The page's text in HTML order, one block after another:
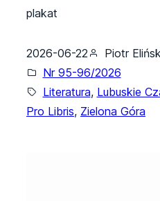
plakat
2026-06-22 Piotr
Nr 95-96/2026
Literatura, Lubuskie
Pro Libris, Zielona Góra